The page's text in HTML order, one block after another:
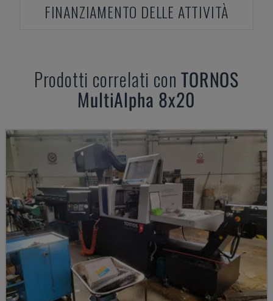
FINANZIAMENTO DELLE ATTIVITÀ
Prodotti correlati conTORNOS
MultiAlpha 8x20